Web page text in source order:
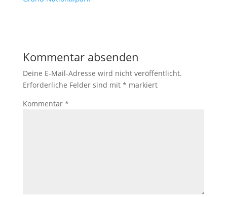
Kommentar absenden
Deine E-Mail-Adresse wird nicht veröffentlicht.
Erforderliche Felder sind mit * markiert
Kommentar *